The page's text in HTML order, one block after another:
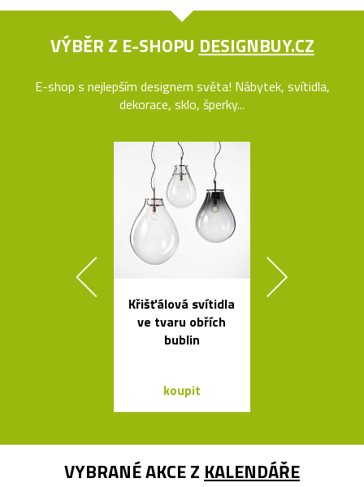
VÝBĚR Z E-SHOPU DESIGNBUY.CZ
E-shop s nejlepším designem světa! Nábytek, svítidla,
dekorace, sklo, šperky...
Křišťálová svítidla
ve tvaru obřích
bublin
koupit
VYBRANÉ AKCE Z KALENDÁŘE